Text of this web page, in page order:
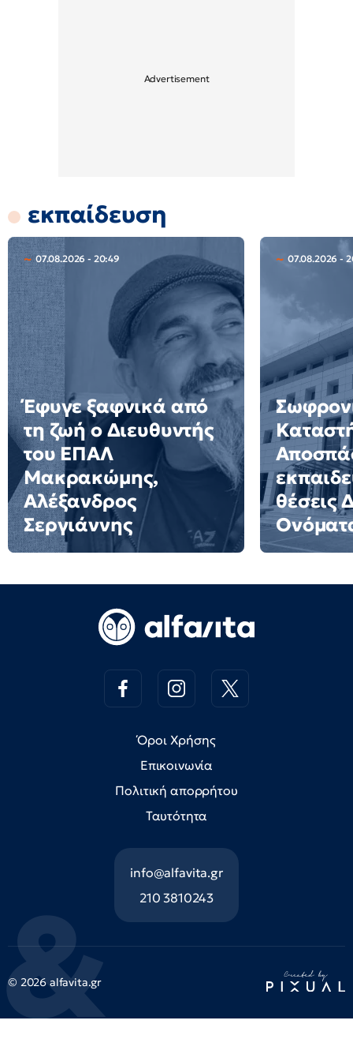
εκπαίδευση
07.08.2026 - 20:49
Έφυγε ξαφνικά από
τη ζωή ο Διευθυντής
του ΕΠΑΛ
Μακρακώμης,
Αλέξανδρος
Σεργιάννης
07.08.2026 -
θέσεις
Όροι Χρήσης
Επικοινωνία
Πολιτική απορρήτου
Ταυτότητα
info@alfavita.gr
210 3810243
© 2026 alfavita.gr